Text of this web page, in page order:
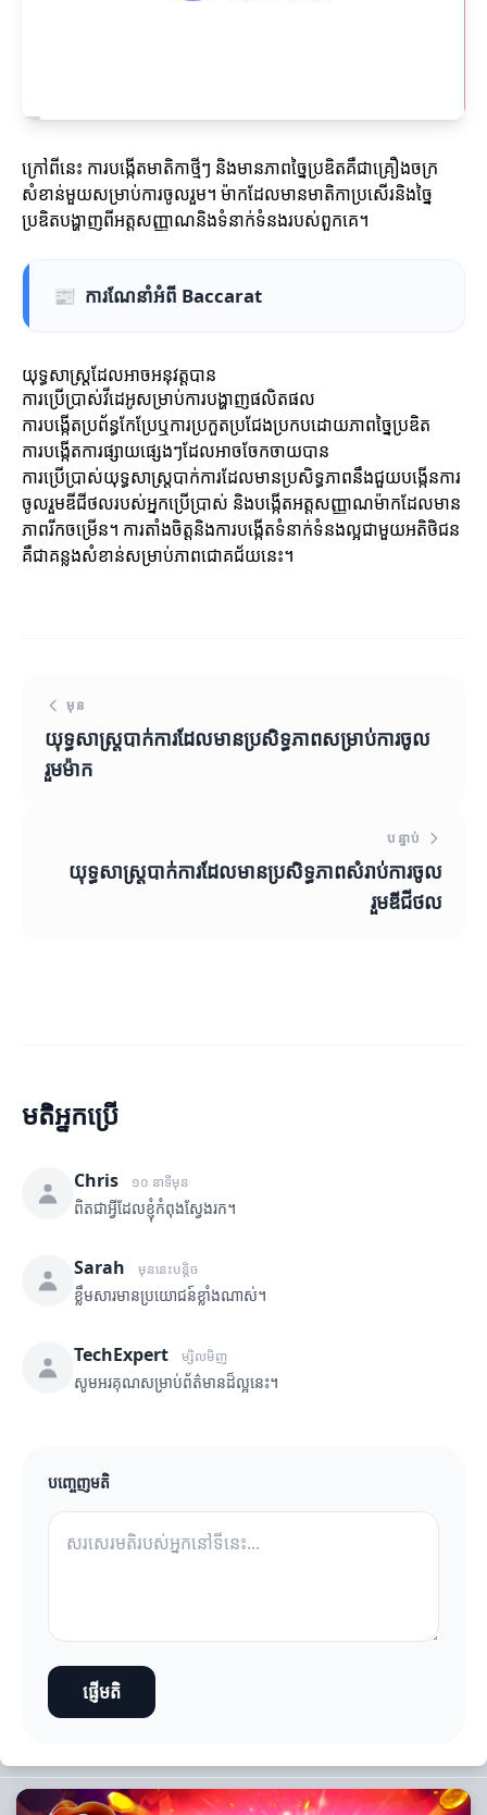
ក្រៅពីនេះ ការបង្កើតមាតិកាថ្មីៗ និងមានភាពច្នៃប្រឌិតគឺជាគ្រឿងចក្រ
សំខាន់មួយសម្រាប់ការចូលរួម។ ម៉ាកដែលមានមាតិកាប្រសើរនិងច្នៃ
ប្រឌិតបង្ហាញពីអត្តសញ្ញាណនិងទំនាក់ទំនងរបស់ពួកគេ។
📰 ការណែនាំអំពី Baccarat
យុទ្ធសាស្ត្រដែលអាចអនុវត្តបាន
ការប្រើប្រាស់វីដេអូសម្រាប់ការបង្ហាញផលិតផល
ការបង្កើតប្រព័ន្ធកែប្រែឬការប្រកួតប្រជែងប្រកបដោយភាពច្នៃប្រឌិត
ការបង្កើតការផ្សាយផ្សេងៗដែលអាចចែកចាយបាន
ការប្រើប្រាស់យុទ្ធសាស្ត្របាក់ការដែលមានប្រសិទ្ធភាពនឹងជួយបង្កើនការ
ចូលរួមឌីជីថលរបស់អ្នកប្រើប្រាស់ និងបង្កើតអត្តសញ្ញាណម៉ាកដែលមាន
ភាពរីកចម្រើន។ ការតាំងចិត្តនិងការបង្កើតទំនាក់ទំនងល្អជាមួយអតិថិជន
គឺជា​គន្លងសំខាន់​សម្រាប់ភាពជោគជ័យនេះ។
មុន
យុទ្ធសាស្ត្របាក់ការដែលមានប្រសិទ្ធភាពសម្រាប់ការចូល
រួមម៉ាក
បន្ទាប់
យុទ្ធសាស្ត្របាក់ការដែលមានប្រសិទ្ធភាពសំរាប់ការចូល
រួមឌីជីថល
មតិអ្នកប្រើ
Chris ១០ នាទីមុន
ពិតជាអ្វីដែលខ្ញុំកំពុងស្វែងរក។
Sarah មុននេះបន្តិច
ខ្លឹមសារមានប្រយោជន៍ខ្លាំងណាស់។
TechExpert ម្សិលមិញ
សូមអរគុណសម្រាប់ព័ត៌មានដ៏ល្អនេះ។
បញ្ចេញមតិ
ផ្ញើមតិ